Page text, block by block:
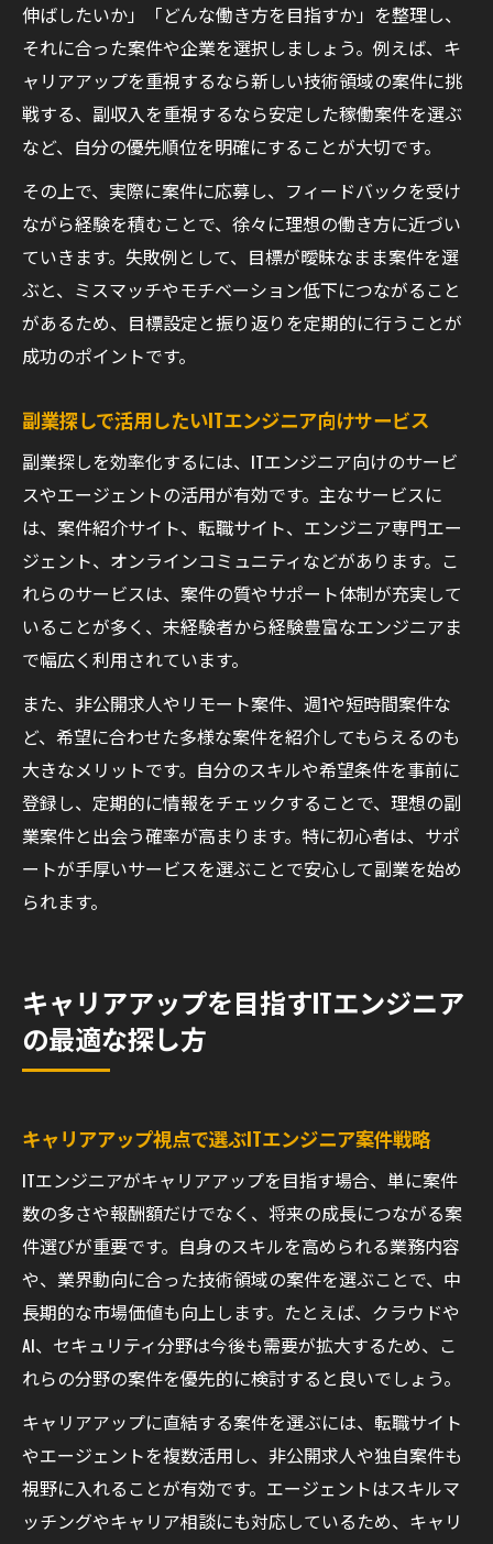
伸ばしたいか」「どんな働き方を目指すか」を整理し、
それに合った案件や企業を選択しましょう。例えば、キ
ャリアアップを重視するなら新しい技術領域の案件に挑
戦する、副収入を重視するなら安定した稼働案件を選ぶ
など、自分の優先順位を明確にすることが大切です。
その上で、実際に案件に応募し、フィードバックを受け
ながら経験を積むことで、徐々に理想の働き方に近づい
ていきます。失敗例として、目標が曖昧なまま案件を選
ぶと、ミスマッチやモチベーション低下につながること
があるため、目標設定と振り返りを定期的に行うことが
成功のポイントです。
副業探しで活用したいITエンジニア向けサービス
副業探しを効率化するには、ITエンジニア向けのサービ
スやエージェントの活用が有効です。主なサービスに
は、案件紹介サイト、転職サイト、エンジニア専門エー
ジェント、オンラインコミュニティなどがあります。こ
れらのサービスは、案件の質やサポート体制が充実して
いることが多く、未経験者から経験豊富なエンジニアま
で幅広く利用されています。
また、非公開求人やリモート案件、週1や短時間案件な
ど、希望に合わせた多様な案件を紹介してもらえるのも
大きなメリットです。自分のスキルや希望条件を事前に
登録し、定期的に情報をチェックすることで、理想の副
業案件と出会う確率が高まります。特に初心者は、サポ
ートが手厚いサービスを選ぶことで安心して副業を始め
られます。
キャリアアップを目指すITエンジニア
の最適な探し方
キャリアアップ視点で選ぶITエンジニア案件戦略
ITエンジニアがキャリアアップを目指す場合、単に案件
数の多さや報酬額だけでなく、将来の成長につながる案
件選びが重要です。自身のスキルを高められる業務内容
や、業界動向に合った技術領域の案件を選ぶことで、中
長期的な市場価値も向上します。たとえば、クラウドや
AI、セキュリティ分野は今後も需要が拡大するため、こ
れらの分野の案件を優先的に検討すると良いでしょう。
キャリアアップに直結する案件を選ぶには、転職サイト
やエージェントを複数活用し、非公開求人や独自案件も
視野に入れることが有効です。エージェントはスキルマ
ッチングやキャリア相談にも対応しているため、キャリ